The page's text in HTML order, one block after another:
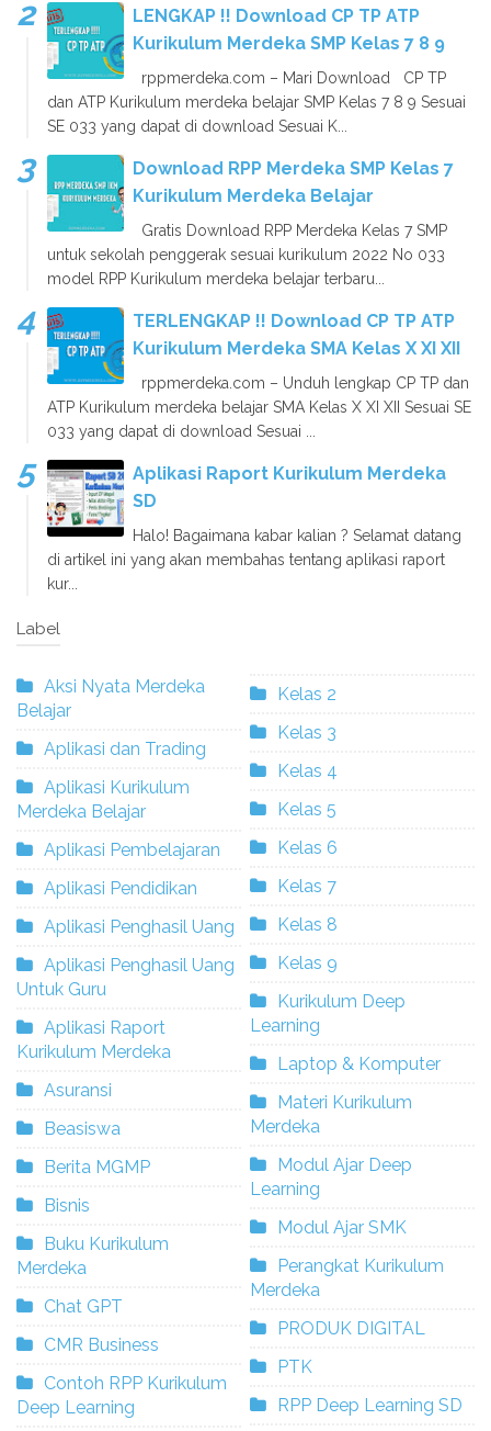
LENGKAP !! Download CP TP ATP
Kurikulum Merdeka SMP Kelas 7 8 9
rppmerdeka.com – Mari Download CP TP
dan ATP Kurikulum merdeka belajar SMP Kelas 7 8 9 Sesuai
SE 033 yang dapat di download Sesuai K...
Download RPP Merdeka SMP Kelas 7
Kurikulum Merdeka Belajar
Gratis Download RPP Merdeka Kelas 7 SMP
untuk sekolah penggerak sesuai kurikulum 2022 No 033
model RPP Kurikulum merdeka belajar terbaru...
TERLENGKAP !! Download CP TP ATP
Kurikulum Merdeka SMA Kelas X XI XII
rppmerdeka.com – Unduh lengkap CP TP dan
ATP Kurikulum merdeka belajar SMA Kelas X XI XII Sesuai SE
033 yang dapat di download Sesuai ...
Aplikasi Raport Kurikulum Merdeka
SD
Halo! Bagaimana kabar kalian ? Selamat datang
di artikel ini yang akan membahas tentang aplikasi raport
kur...
Label
Aksi Nyata Merdeka
Belajar
Aplikasi dan Trading
Aplikasi Kurikulum
Merdeka Belajar
Aplikasi Pembelajaran
Aplikasi Pendidikan
Aplikasi Penghasil Uang
Aplikasi Penghasil Uang
Untuk Guru
Aplikasi Raport
Kurikulum Merdeka
Asuransi
Beasiswa
Berita MGMP
Bisnis
Buku Kurikulum
Merdeka
Chat GPT
CMR Business
Contoh RPP Kurikulum
Deep Learning
Kelas 2
Kelas 3
Kelas 4
Kelas 5
Kelas 6
Kelas 7
Kelas 8
Kelas 9
Kurikulum Deep
Learning
Laptop & Komputer
Materi Kurikulum
Merdeka
Modul Ajar Deep
Learning
Modul Ajar SMK
Perangkat Kurikulum
Merdeka
PRODUK DIGITAL
PTK
RPP Deep Learning SD